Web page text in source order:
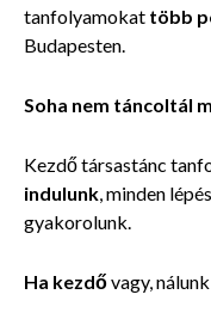
tanfolyamokat több
Budapesten.
Soha nem táncoltál
Kezdőtársastánc
indulunk, minden
gyakorolunk.
Ha kezdővagy, nálunk